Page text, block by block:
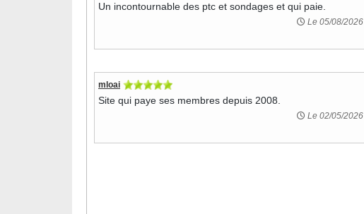
Un incontournable des ptc et sondages et qui paie.
Le 05/08/2026
mloai
Site qui paye ses membres depuis 2008.
Le 02/05/2026